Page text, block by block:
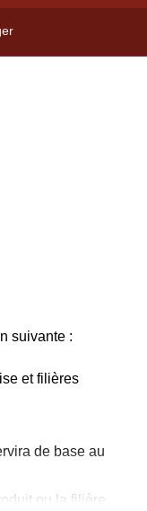
suivante :
et filières
de base au
ou la filière